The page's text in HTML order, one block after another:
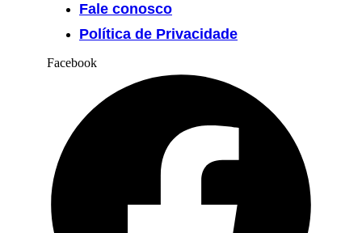
Fale conosco
Política de Privacidade
Facebook